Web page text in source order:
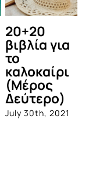
20+20
βιβλία για
το
καλοκαίρι
(Μέρος
Δεύτερο)
July 30th, 2021